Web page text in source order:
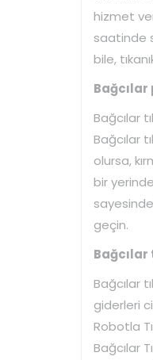
hizmet
saatinde
bile,
Bağcılar
Bağcılar
olursa,
bir
geçin.
Bağcılar
giderleri
Robotla
Bağcılar